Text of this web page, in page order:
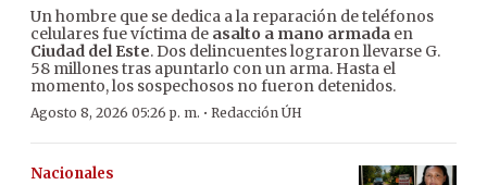
Un hombre que se dedica a la reparación de teléfonos
celulares fue víctima de asalto a mano armada en
Ciudad del Este. Dos delincuentes lograron llevarse G.
58 millones tras apuntarlo con un arma. Hasta el
momento, los sospechosos no fueron detenidos.
Agosto 8, 2026 05:26 p. m. · Redacción ÚH
Nacionales